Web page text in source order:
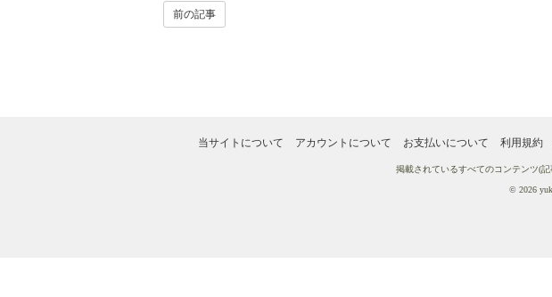
前の記事
当サイトについて アカウントについて お支払いについて 利用規約
掲載されているすべてのコンテンツ(記
© 2026